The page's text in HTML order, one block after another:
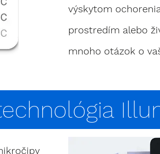
výskytom
prostredím alebo
mnoho otázok o